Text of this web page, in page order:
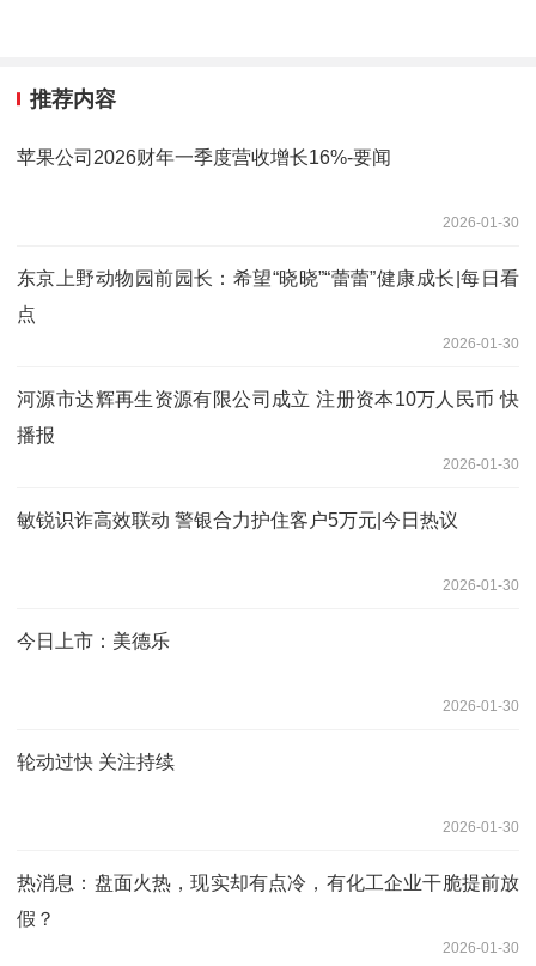
推荐内容
苹果公司2026财年一季度营收增长16%-要闻
2026-01-30
东京上野动物园前园长：希望“晓晓”“蕾蕾”健康成长|每日看
点
2026-01-30
河源市达辉再生资源有限公司成立 注册资本10万人民币 快
播报
2026-01-30
敏锐识诈高效联动 警银合力护住客户5万元|今日热议
2026-01-30
今日上市：美德乐
2026-01-30
轮动过快 关注持续
2026-01-30
热消息：盘面火热，现实却有点冷，有化工企业干脆提前放
假？
2026-01-30